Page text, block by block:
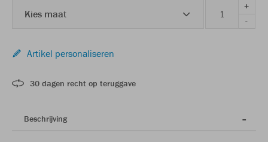
Kies maat
+
-
Artikel personaliseren
30 dagen recht op teruggave
Beschrijving